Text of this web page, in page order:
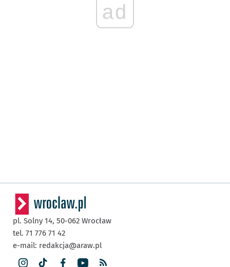
ad
pl. Solny 14, 50-062 Wrocław
tel. 71 776 71 42
e-mail: redakcja@araw.pl